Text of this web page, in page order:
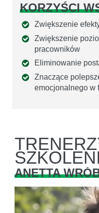
KORZYŚCI
Zwiększenie
Zwiększenie
pracowników
Eliminowanie
Znaczące
emocjonalnego w
ANETTA